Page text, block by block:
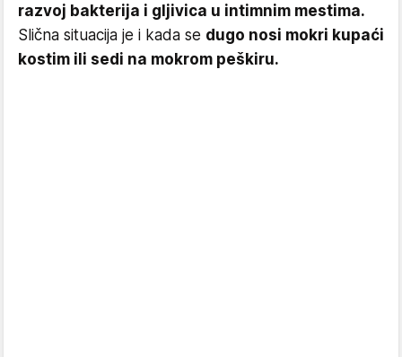
razvoj bakterija i gljivica u intimnim mestima.
Slična situacija je i kada se dugo nosi mokri kupaći
kostim ili sedi na mokrom peškiru.